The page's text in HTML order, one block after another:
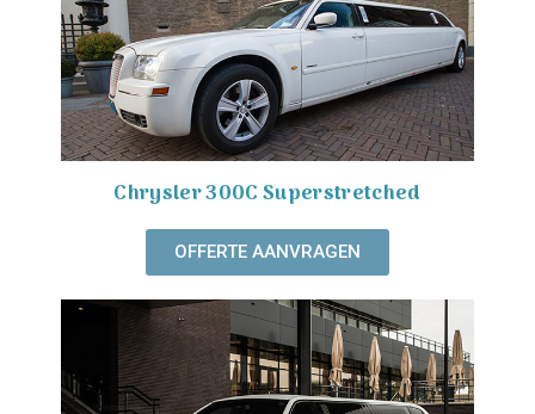
Chrysler 300C Superstretched
OFFERTE AANVRAGEN